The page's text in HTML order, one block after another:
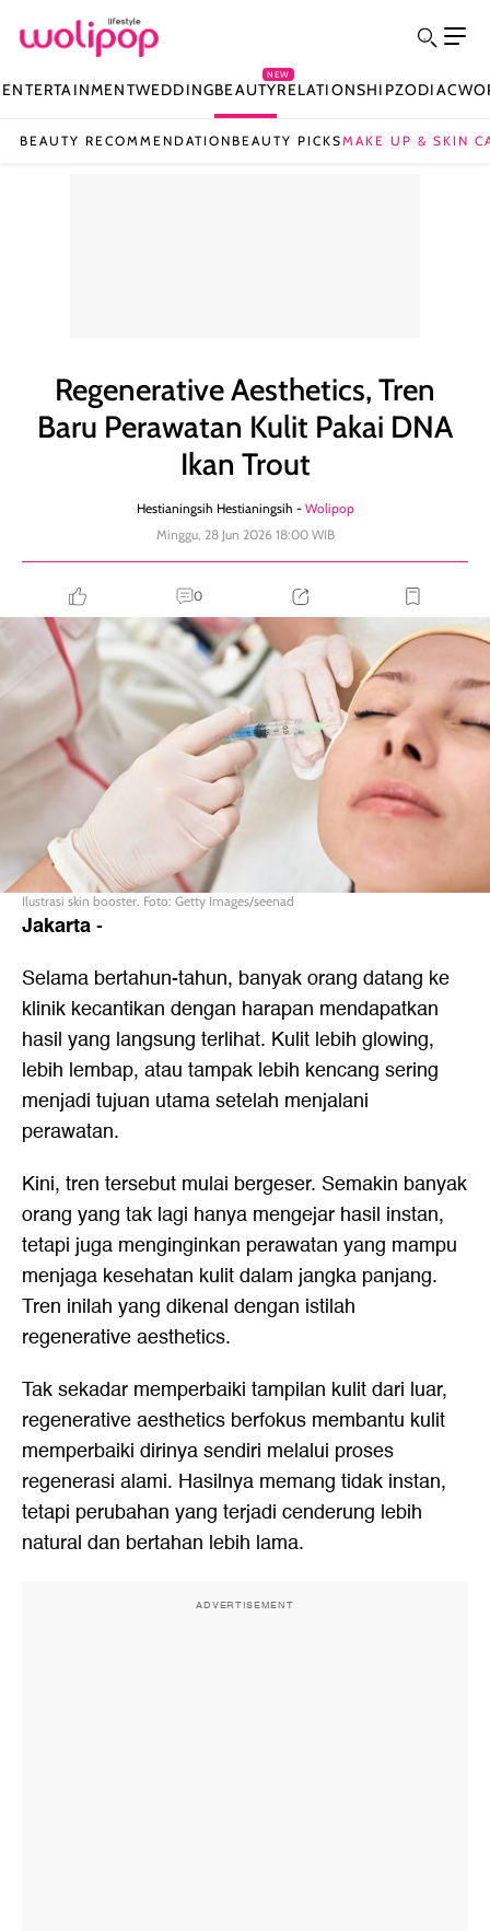
ENTERTAINMENTWEDDINGBEAUTY
NEW
RELATIONSHIPZODIAC
BEAUTY RECOMMENDATION BEAUTY PICKSMAKE UP & SKIN
Regenerative Aesthetics, Tren
Baru Perawatan Kulit Pakai DNA
Ikan Trout
Hestianingsih Hestianingsih - Wolipop
Minggu, 28 Jun 2026 18:00 WIB
0
Ilustrasi skin booster. Foto: Getty Images/seenad
Jakarta-
Selama bertahun-tahun, banyak orang datang ke
klinik kecantikan dengan harapan mendapatkan
hasil yang langsung terlihat. Kulit lebih glowing,
lebih lembap, atau tampak lebih kencang sering
menjadi tujuan utama setelah menjalani
perawatan.
Kini, tren tersebut mulai bergeser. Semakin banyak
orang yang tak lagi hanya mengejar hasil instan,
tetapi juga menginginkan perawatan yang mampu
menjaga kesehatan kulit dalam jangka panjang.
Tren inilah yang dikenal dengan istilah
regenerative aesthetics.
Tak sekadar memperbaiki tampilan kulit dari luar,
regenerative aesthetics berfokus membantu kulit
memperbaiki dirinya sendiri melalui proses
regenerasi alami. Hasilnya memang tidak instan,
tetapi perubahan yang terjadi cenderung lebih
natural dan bertahan lebih lama.
ADVERTISEMENT